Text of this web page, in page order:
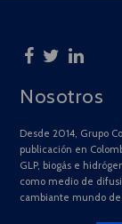
Nosotros
Desde 2014, Grupo
publicación en
GLP, biogás e
como medio de
cambiante mundo